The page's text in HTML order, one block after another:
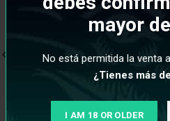
mayor
No está permitida la venta
¿Tienes más
I AM 18 OR OLDER